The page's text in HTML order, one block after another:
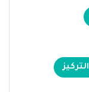
التركيز